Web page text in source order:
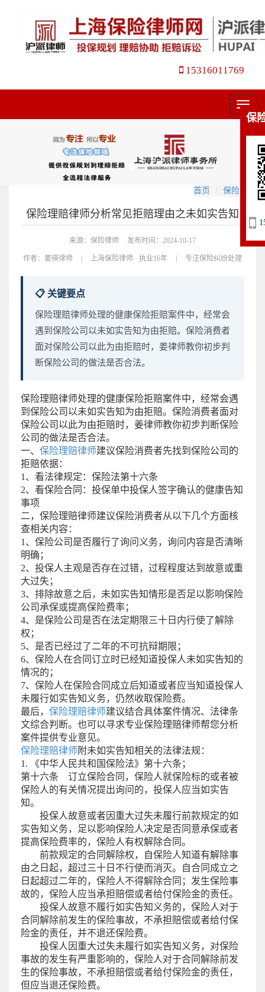
15316011769
菜
单
首页 保险理赔
保险理赔律师分析常见拒赔理由之未如实告知
来源：保险律师 发布时间：2024-10-17
作者： 姜瑛律师 | 上海保险律师 · 执业16年 | 专注保险纠纷处理
📋 关键要点
保险理赔律师处理的健康保险拒赔案件中，经常会
遇到保险公司以未如实告知为由拒赔。保险消费者
面对保险公司以此为由拒赔时，姜律师教你初步判
断保险公司的做法是否合法。
保险理赔律师处理的健康保险拒赔案件中，经常会遇
到保险公司以未如实告知为由拒赔。保险消费者面对
保险公司以此为由拒赔时，姜律师教你初步判断保险
公司的做法是否合法。
一、 保险理赔律师建议保险消费者先找到保险公司的
拒赔依据：
1、看法律规定：保险法第十六条
2、看保险合同：投保单中投保人签字确认的健康告知
事项
二，保险理赔律师建议保险消费者从以下几个方面核
查相关内容：
1、保险公司是否履行了询问义务，询问内容是否清晰
明确；
2、投保人主观是否存在过错，过程程度达到故意或重
大过失；
3、排除故意之后，未如实告知情形是否足以影响保险
公司承保或提高保险费率；
4、是保险公司是否在法定期限三十日内行使了解除
权；
5、是否已经过了二年的不可抗辩期限；
6、保险人在合同订立时已经知道投保人未如实告知的
情况的；
7、保险人在保险合同成立后知道或者应当知道投保人
未履行如实告知义务，仍然收取保险费。
最后， 保险理赔律师建议结合具体案件情况、法律条
文综合判断。也可以寻求专业保险理赔律师帮您分析
案件提供专业意见。
保险理赔律师 附未如实告知相关的法律法规：
1. 《中华人民共和国保险法》第十六条；
第十六条 订立保险合同，保险人就保险标的或者被
保险人的有关情况提出询问的，投保人应当如实告
知。
投保人故意或者因重大过失未履行前款规定的如
实告知义务，足以影响保险人决定是否同意承保或者
提高保险费率的，保险人有权解除合同。
前款规定的合同解除权，自保险人知道有解除事
由之日起，超过三十日不行使而消灭。自合同成立之
日起超过二年的，保险人不得解除合同；发生保险事
故的，保险人应当承担赔偿或者给付保险金的责任。
投保人故意不履行如实告知义务的，保险人对于
合同解除前发生的保险事故，不承担赔偿或者给付保
险金的责任，并不退还保险费。
投保人因重大过失未履行如实告知义务，对保险
事故的发生有严重影响的，保险人对于合同解除前发
生的保险事故，不承担赔偿或者给付保险金的责任，
但应当退还保险费。
保